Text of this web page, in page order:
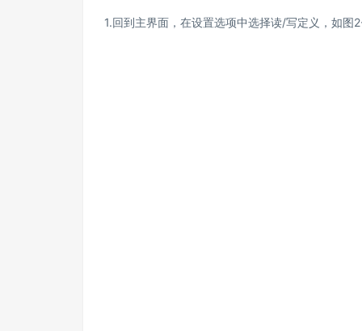
1.回到主界面，在设置选项中选择读/写定义，如图